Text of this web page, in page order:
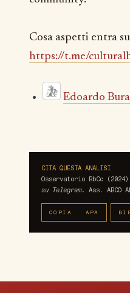
Cosa aspetti entra
https://t.me/
Edoardo
CITA QUESTA ANALISI
Osservatorio BbCc
su Telegram.
Ass. ABCO
COPIA · APA